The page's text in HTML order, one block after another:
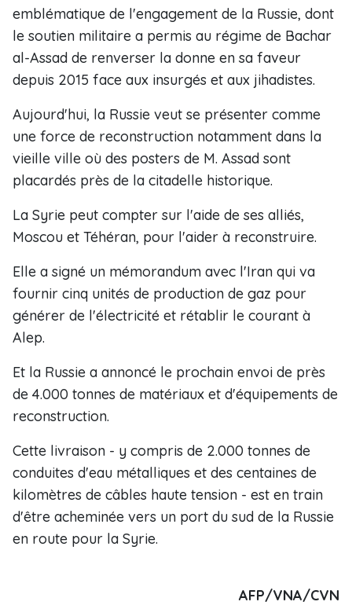
emblématique de l'engagement de la Russie, dont
le soutien militaire a permis au régime de Bachar
al-Assad de renverser la donne en sa faveur
depuis 2015 face aux insurgés et aux jihadistes.
Aujourd'hui, la Russie veut se présenter comme
une force de reconstruction notamment dans la
vieille ville où des posters de M. Assad sont
placardés près de la citadelle historique.
La Syrie peut compter sur l'aide de ses alliés,
Moscou et Téhéran, pour l'aider à reconstruire.
Elle a signé un mémorandum avec l'Iran qui va
fournir cinq unités de production de gaz pour
générer de l'électricité et rétablir le courant à
Alep.
Et la Russie a annoncé le prochain envoi de près
de 4.000 tonnes de matériaux et d'équipements de
reconstruction.
Cette livraison - y compris de 2.000 tonnes de
conduites d'eau métalliques et des centaines de
kilomètres de câbles haute tension - est en train
d'être acheminée vers un port du sud de la Russie
en route pour la Syrie.
AFP/VNA/CVN